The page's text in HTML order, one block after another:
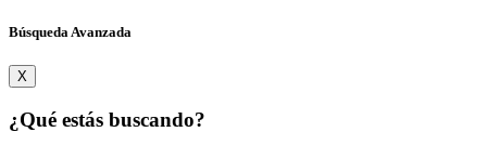
Búsqueda Avanzada
X
¿Qué estás buscando?